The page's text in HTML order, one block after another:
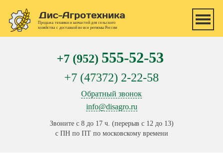
Дис-Агротехника
Продажа техники и запчастей для сельского
хозяйства с доставкой во все регионы России
+7 (952) 555-52-53
+7 (47372) 2-22-58
Обратный звонок
info@disagro.ru
Звоните с 8 до 17 ч. (перерыв с 12 до 13)
с ПН по ПТ по московскому времени